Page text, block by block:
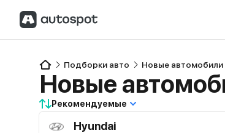
Подборки авто Новые
Новые
Рекомендуемые
Hyundai